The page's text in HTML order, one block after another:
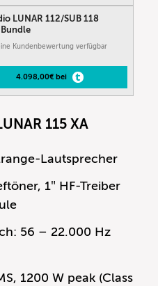
LUNAR 112/SUB 118
Kundenbewertung verfügbar
4.098,00€ bei
115 XA
Lautsprecher
1″ HF-Treiber
56 – 22.000 Hz
1200 W peak (Class